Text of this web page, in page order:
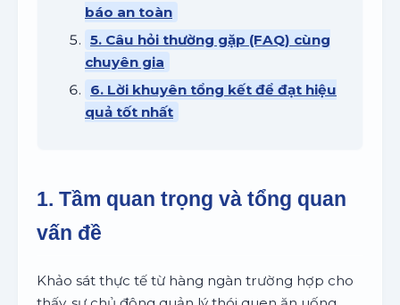
báo an toàn
5. Câu hỏi thường gặp (FAQ) cùng
chuyên gia
6. Lời khuyên tổng kết để đạt hiệu
quả tốt nhất
1. Tầm quan trọng và tổng quan
vấn đề
Khảo sát thực tế từ hàng ngàn trường hợp cho